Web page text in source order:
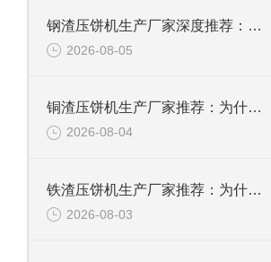
钢渣压饼机生产厂家深度推荐：为何恩派特成为高净值产线的优选
2026-08-05
铜渣压饼机生产厂家推荐：为什么恩派特成为众多企业的信赖？
2026-08-04
铁渣压饼机生产厂家推荐：为什么恩派特成为众多企业的优选？
2026-08-03